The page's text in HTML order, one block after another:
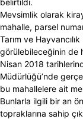
belirtildi.
Mevsimlik olarak
mahalle, parsel
Tarım ve
görülebileceğinin de
Nisan 2018
Müdürlüğü’nde
bu mahallelere ait
Bunlarla ilgili bir an
topraklarına sahip